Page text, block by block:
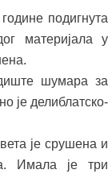
подигнута
материјала у
шумара за
је делиблатско-
је срушена и
Имала је три